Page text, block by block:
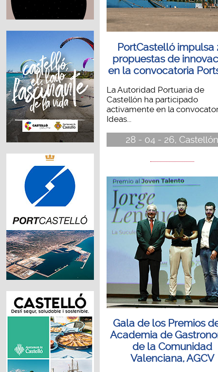
PortCastelló impulsa
propuestas de
en la convocatoria
La Autoridad Portuaria de
Castellón ha participado
activamente en la
Ideas...
28 - 04 - 26,
Gala de los Premios
Academia de
de la Comunidad
Valenciana, AGCV